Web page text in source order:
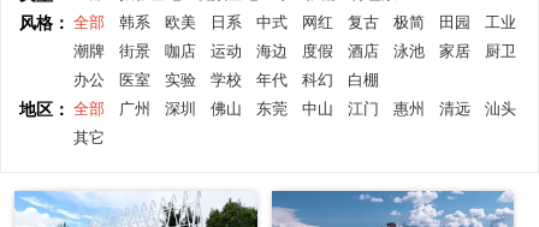
风格： 全部 韩系 欧美 日系 中式 网红 复古 极简 田园
工业
潮牌
街景 咖店 运动 海边 度假 酒店 泳池 家居
厨卫
办公
医室 实验 学校 年代 科幻 白棚
地区： 全部 广州 深圳 佛山 东莞 中山 江门 惠州 清远
汕头
其它